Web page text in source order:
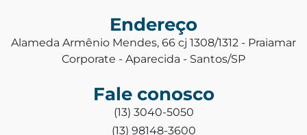
Endereço
Alameda Armênio Mendes, 66 cj 1308/1312 - Praiamar
Corporate - Aparecida - Santos/SP
Fale conosco
(13) 3040-5050
(13) 98148-3600